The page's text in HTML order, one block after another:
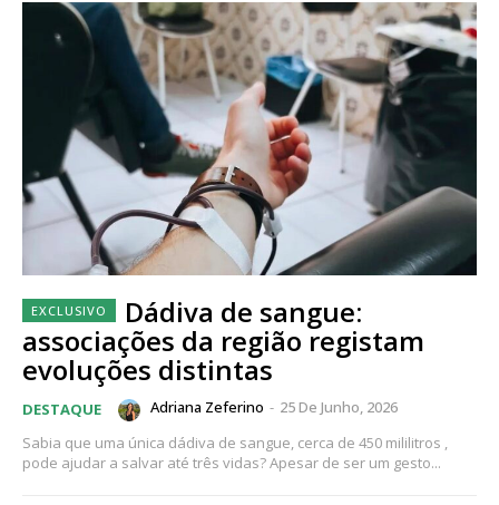
Dádiva de sangue:
associações da região registam
evoluções distintas
DESTAQUE Adriana Zeferino - 25 De Junho, 2026
Sabia que uma única dádiva de sangue, cerca de 450 mililitros ,
pode ajudar a salvar até três vidas? Apesar de ser um gesto...